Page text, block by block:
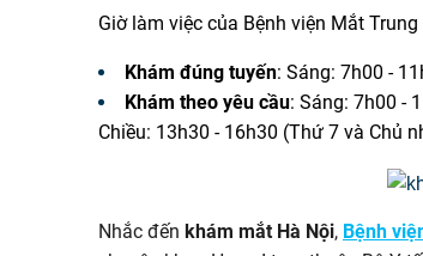
Giờ làm việc của Bệnh viện Mắt
Khám đúng tuyến: Sáng: 7h00 -
Khám theo yêu cầu: Sáng: 7h00 -
Chiều: 13h30 - 16h30 (Thứ 7 và Chủ
Nhắc đến khám mắt Hà Nội, Bệnh